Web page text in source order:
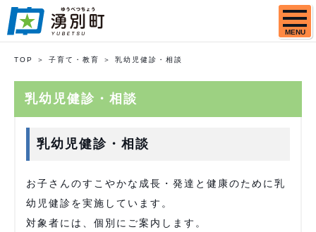
MENU
TOP 子育て・教育 乳幼児健診・相談
乳幼児健診・相談
乳幼児健診・相談
お子さんのすこやかな成長・発達と健康のために乳
幼児健診を実施しています。
対象者には、個別にご案内します。